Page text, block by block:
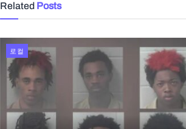
Related Posts
로컬